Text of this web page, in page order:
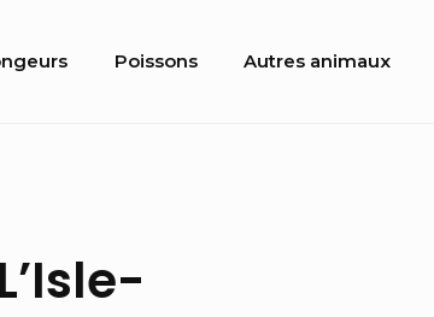
Poissons Autres animaux